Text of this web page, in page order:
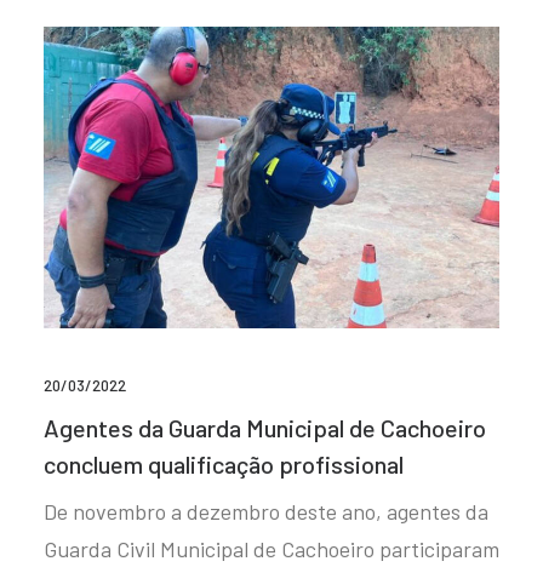
20/03/2022
Agentes da Guarda Municipal de Cachoeiro
concluem qualificação profissional
De novembro a dezembro deste ano, agentes da
Guarda Civil Municipal de Cachoeiro participaram